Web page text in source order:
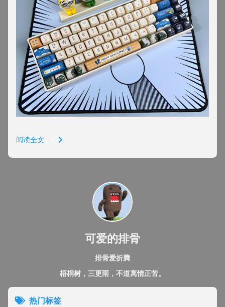
阅读全文...
可爱的排骨
排骨爱折腾
梧桐树，三更雨，不道离情正苦。
热门标签